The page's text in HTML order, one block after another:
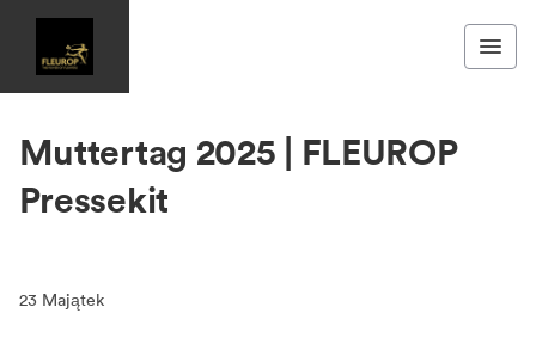
Muttertag 2025 | FLEUROP
Pressekit
23 Majątek